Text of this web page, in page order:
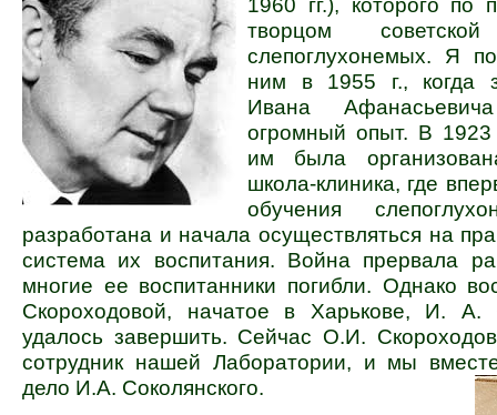
1960 гг.), которого по
творцом советской
слепоглухонемых. Я
ним в 1955 г., когда
Ивана
огромный опыт. В 1923
им была
школа-клиника, где
обучения
разработана и начала осуществляться на
система их воспитания. Война прервала
многие ее воспитанники погибли. Однако
Скороходовой, начатое в Харькове, И. А.
удалось завершить. Сейчас О.И.
сотрудник нашей Лаборатории, и мы
дело И.А. Соколянского.